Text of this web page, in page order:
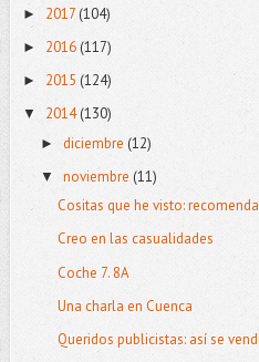
► 2017 (104)
► 2016(117)
► 2015 (124)
▼ 2014(130)
► diciembre (12)
▼ noviembre (11)
Cositas que he visto:
Creo en las casualidades
Coche 7. 8A
Una charla en Cuenca
Queridos publicistas: así se